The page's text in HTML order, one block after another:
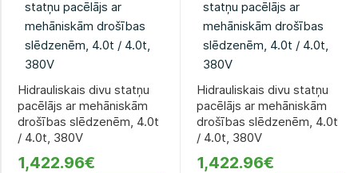
Hidrauliskais divu statņu
pacēlājs ar mehāniskām
drošības slēdzenēm, 4.0t
/ 4.0t, 380V
1,422.96€
Hidrauliskais divu statņu
pacēlājs ar mehāniskām
drošības slēdzenēm, 4.0t
/ 4.0t, 380V
1,422.96€